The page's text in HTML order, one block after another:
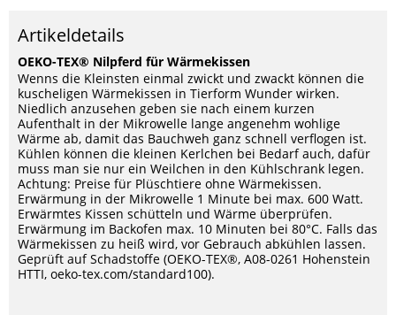
Artikeldetails
OEKO-TEX® Nilpferd für Wärmekissen
Wenns die Kleinsten einmal zwickt und zwackt können die
kuscheligen Wärmekissen in Tierform Wunder wirken.
Niedlich anzusehen geben sie nach einem kurzen
Aufenthalt in der Mikrowelle lange angenehm wohlige
Wärme ab, damit das Bauchweh ganz schnell verflogen ist.
Kühlen können die kleinen Kerlchen bei Bedarf auch, dafür
muss man sie nur ein Weilchen in den Kühlschrank legen.
Achtung: Preise für Plüschtiere ohne Wärmekissen.
Erwärmung in der Mikrowelle 1 Minute bei max. 600 Watt.
Erwärmtes Kissen schütteln und Wärme überprüfen.
Erwärmung im Backofen max. 10 Minuten bei 80°C. Falls das
Wärmekissen zu heiß wird, vor Gebrauch abkühlen lassen.
Geprüft auf Schadstoffe (OEKO-TEX®, A08-0261 Hohenstein
HTTI, oeko-tex.com/standard100).